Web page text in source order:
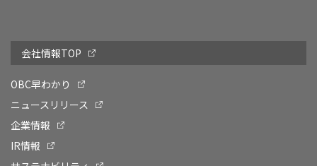
会社情報TOP
OBC早わかり
ニュースリリース
企業情報
IR情報